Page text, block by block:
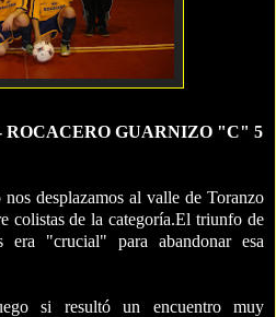
ROCACERO GUARNIZO "C" 5
desplazamos al valle de Toranzo
colistas de la categoría.El triunfo de
era "crucial" para abandonar esa
si resultó un encuentro muy